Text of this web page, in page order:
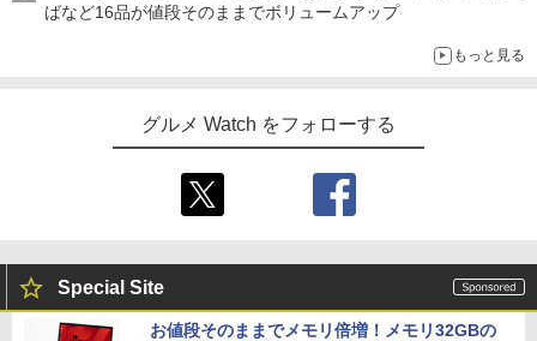
ばなど16品が値段そのままでボリュームアップ
もっと見る
グルメ Watch をフォローする
Special Site
お値段そのままでメモリ倍増！メモリ32GBの